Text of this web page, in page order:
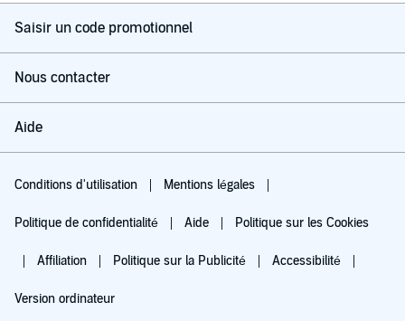
Saisir un code promotionnel
Nous contacter
Aide
Conditions d'utilisation Mentions légales
Politique de confidentialité Aide Politique sur les Cookies
Affiliation Politique sur la Publicité Accessibilité
Version ordinateur